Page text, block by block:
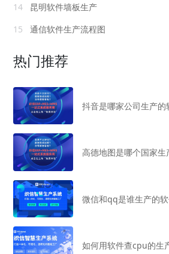
14
昆明软件墙板生产
15
通信软件生产流程图
热门推荐
抖音是哪家公司生产的
高德地图是哪个国家生
微信和qq是谁生产的
如何用软件查cpu的生